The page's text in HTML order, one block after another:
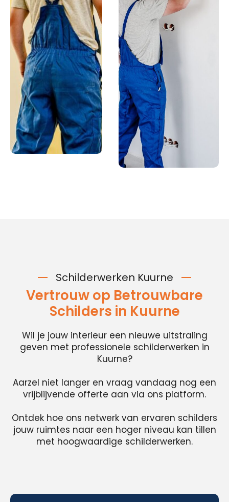
Schilderwerken Kuurne
Vertrouw op Betrouwbare
Schilders in Kuurne
Wil je jouw interieur een nieuwe uitstraling
geven met professionele schilderwerken in
Kuurne?
Aarzel niet langer en vraag vandaag nog een
vrijblijvende offerte aan via ons platform.
Ontdek hoe ons netwerk van ervaren schilders
jouw ruimtes naar een hoger niveau kan tillen
met hoogwaardige schilderwerken.